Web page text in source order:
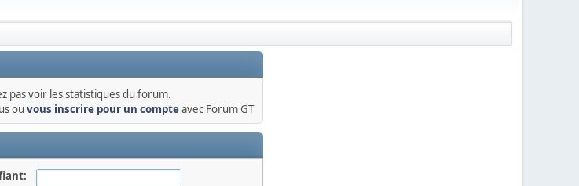
pas voir les statistiques du forum.
ou vous inscrire pour un compteavec Forum GT